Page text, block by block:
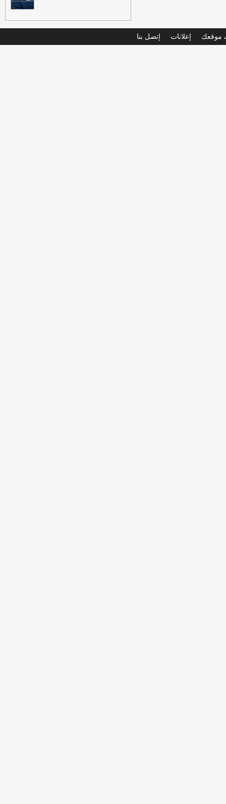
موقعك إعلانات إتصل بنا